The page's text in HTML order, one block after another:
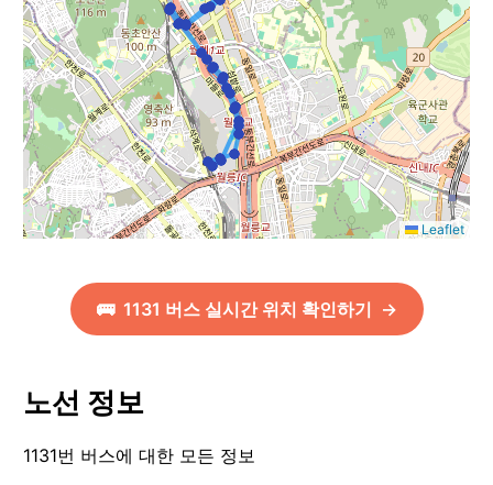
Leaflet
🚌 1131 버스 실시간 위치 확인하기 →
노선 정보
1131번 버스에 대한 모든 정보